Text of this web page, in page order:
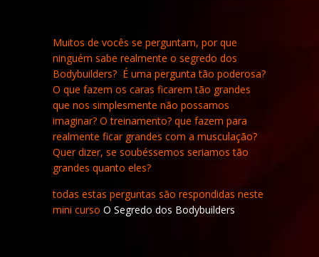
Muitos de vocês se perguntam, por que
ninguém sabe realmente o segredo dos
Bodybuilders? É uma pergunta tão poderosa?
O que fazem os caras ficarem tão grandes
que nos simplesmente não possamos
imaginar? O treinamento? que fazem para
realmente ficar grandes com a musculação?
Quer dizer, se soubéssemos seriamos tão
grandes quanto eles?
todas estas perguntas são respondidas neste
mini curso O Segredo dos Bodybuilders